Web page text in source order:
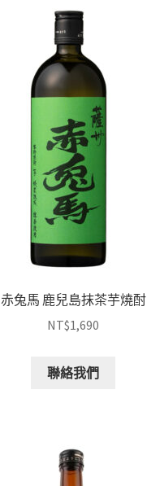
赤兔馬 鹿兒島抹茶芋燒酎
NT$1,690
聯絡我們